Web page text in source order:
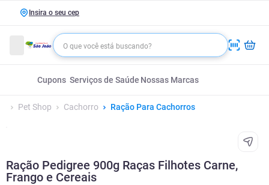
Insira o seu cep
Cupons Serviços de Saúde Nossas Marcas
Pet Shop Cachorro Ração Para Cachorros
Ração Pedigree 900g Raças Filhotes Carne,
Frango e Cereais